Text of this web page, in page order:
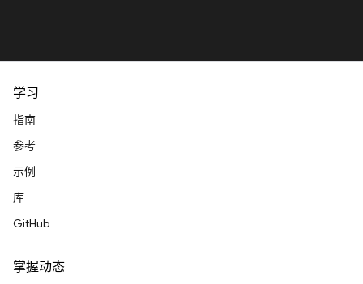
学习
指南
参考
示例
库
GitHub
掌握动态